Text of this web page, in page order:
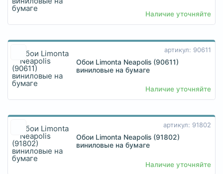
Наличие уточняйте
артикул: 90611
Обои Limonta Neapolis (90611)
виниловые на бумаге
Наличие уточняйте
артикул: 91802
Обои Limonta Neapolis (91802)
виниловые на бумаге
Наличие уточняйте